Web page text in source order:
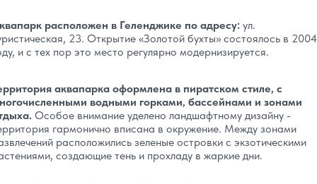
расположен в Геленджике по адресу: ул.
23. Открытие «Золотой бухты» состоялось в 2004
и с тех пор это место регулярно модернизируется.
аквапарка оформлена в пиратском стиле, с
водными горками, бассейнами и зонами
Особое внимание уделено ландшафтному дизайну -
гармонично вписана в окружение. Между зонами
расположились зеленые островки с экзотическими
создающие тень и прохладу в жаркие дни.